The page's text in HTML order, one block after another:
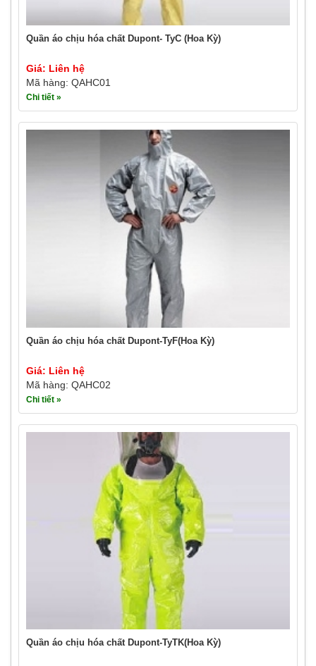
Quần áo chịu hóa chất Dupont- TyC (Hoa Kỳ)
Giá: Liên hệ
Mã hàng: QAHC01
Chi tiết »
Quần áo chịu hóa chất Dupont-TyF(Hoa Kỳ)
Giá: Liên hệ
Mã hàng: QAHC02
Chi tiết »
Quần áo chịu hóa chất Dupont-TyTK(Hoa Kỳ)